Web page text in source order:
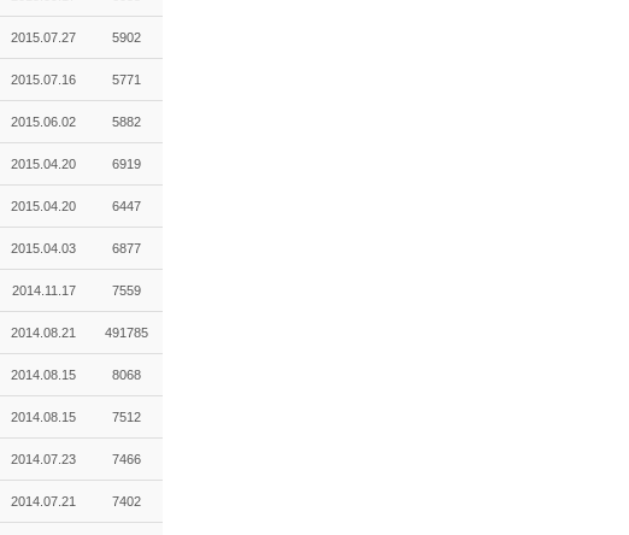
2015.07.27 5902
2015.07.16 5771
2015.06.02 5882
2015.04.20 6919
2015.04.20 6447
2015.04.03 6877
2014.11.17 7559
2014.08.21 491785
2014.08.15 8068
2014.08.15 7512
2014.07.23 7466
2014.07.21 7402